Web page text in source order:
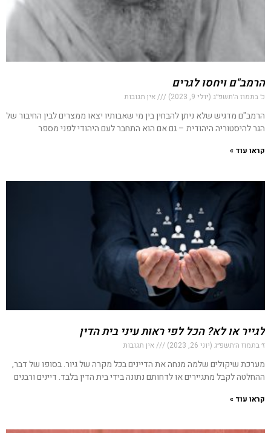
הרמב"ם ויחסו לגרים
כ׳ בתמוז ה׳תשפ״ג (יולי 9, 2023) אין תגובות
הרמב"ם מדגיש שלא ניתן להבחין בין מי שאבותיו יצאו ממצרים לבין החיבור של
הגר להיסטוריה היהודית – גם אם הוא התחבר לעם היהודי לפני מספר
קראו עוד »
לגייר או לא? הכל לפי ראות עיני בית הדין
ז׳ בתמוז ה׳תשפ״ג (יוני 26, 2023) אין תגובות
מערכת שיקולים שלמה מנחה את הדיינים בכל מקרה של גיור. בסופו של דבר,
ההחלטה לקבל מתגיירים או לדחותם נתונה בידי בית הדין בלבד. דיינים ורבנים
קראו עוד »